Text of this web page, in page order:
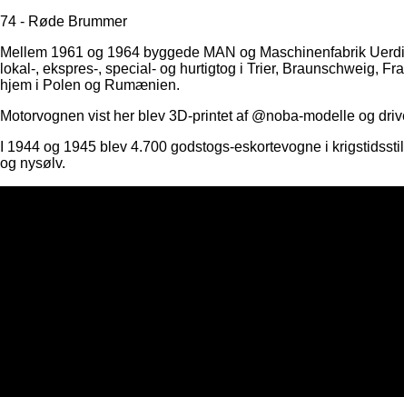
74 - Røde Brummer
Mellem 1961 og 1964 byggede MAN og Maschinenfabrik
lokal-, ekspres-, special- og hurtigtog i Trier, Braunschweig,
hjem i Polen og Rumænien.
Motorvognen vist her blev 3D-printet af @noba-modelle og
I 1944 og 1945 blev 4.700 godstogs-eskortevogne i
og nysølv.